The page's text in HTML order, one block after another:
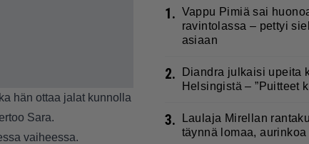
hän ottaa jalat kunnolla
Sara.
vaiheessa.
1. Vappu Pimiä sai
ravintolassa – pettyi
asiaan
2.
Diandra julkaisi upeita
Helsingistä – ”Puitteet
3.
Laulaja Mirellan
täynnä lomaa,